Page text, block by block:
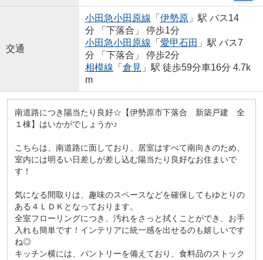
交通
小田急小田原線 「 伊勢原」駅 バス14
分 「下落合」 停歩1分
小田急小田原線 「 愛甲石田 」駅 バス7
分 「下落合」 停歩2分
相模線 「 倉見 」駅 徒歩59分車16分 4.7k
m
南道路につき陽当たり良好☆【伊勢原市下落合 新築戸建 全
１棟】はいかがでしょうか♪
こちらは、南道路に面しており、居室はすべて南向きのため、
室内には明るい日差しが差し込む陽当たり良好なお住まいで
す！
気になる間取りは、趣味のスペースなどを確保してもゆとりの
ある４ＬＤＫとなっております。
全室フローリングにつき、汚れをさっと拭くことができ、お手
入れも簡単です！インテリアに統一感を出せるのも嬉しいです
ね◎
キッチン横には、パントリーを備えており、食料品のストック